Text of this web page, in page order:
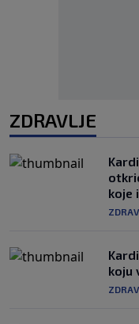
ZDRAVLJE
koje
koju